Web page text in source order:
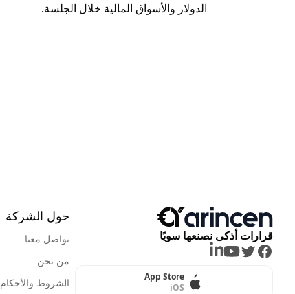
الدولار والأسواق المالية خلال الجلسة.
قرارات أذكى نصنعها سويًا
Facebook
Twitter
Youtube
LinkedIn
App Store
iOS
حول الشركة
تواصل معنا
من نحن
الشروط والأحكام